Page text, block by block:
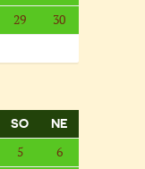
29
30
SO NE
5
6